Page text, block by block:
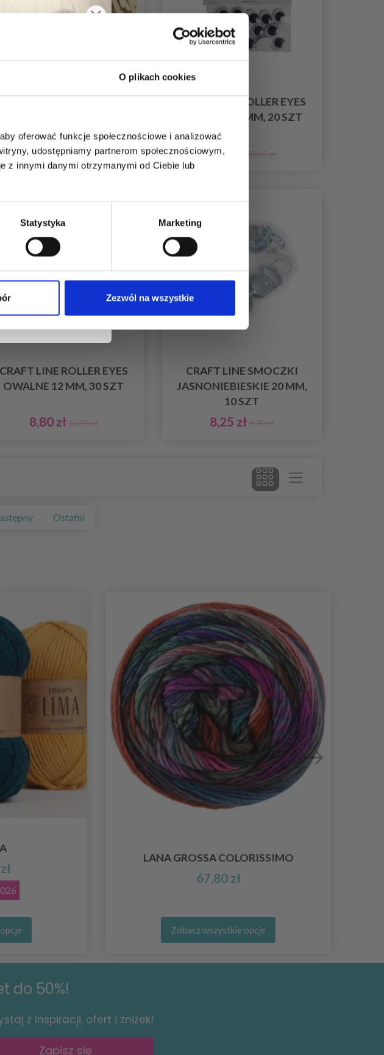
O plikach cookies
oferować funkcje społecznościowe i analizować
udostępniamy partnerom społecznościowym,
z innymi danymi otrzymanymi od Ciebie lub
Statystyka Marketing
Zezwól na wszystkie
10,99 zł12,90 zł
CRAFT LINE ROLLER EYES
OWALNE 15 MM, 20 SZT
8,80 zł 10,35 zł
14%
CRAFT LINE ROLLER EYES
OWALNE 12 MM, 30 SZT
8,80 zł10,35 zł
Promocja 14%
CRAFT LINE SMOCZKI
JASNONIEBIESKIE 20 MM,
10 SZT
8,25 zł9,70 zł
Ostatni
LANA GROSSA COLORISSIMO
67,80 zł
Zobacz wszystkie opcje
do 50%!
z inspiracji, ofert i zniżek!
Zapisz się
do 50%
wyłączny
na druty i